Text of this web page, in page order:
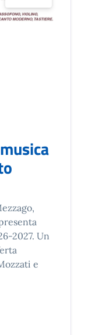
2027. Un
e